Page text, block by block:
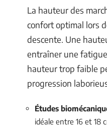
La hauteur des
confort optimal lors
descente. Une
entraîner une
hauteur trop faible
progression
Études
idéale entre 16 et 18